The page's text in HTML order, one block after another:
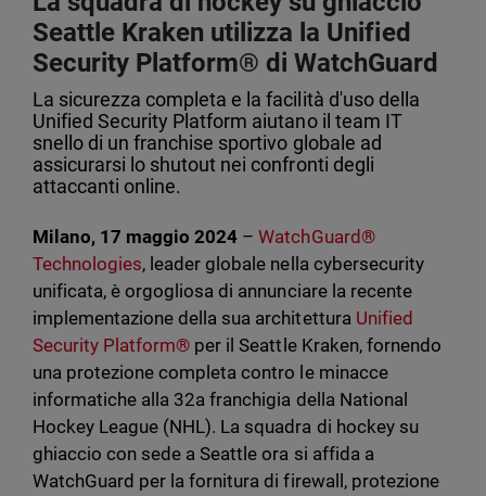
Seattle Kraken utilizza la Unified
Security Platform® di WatchGuard
La sicurezza completa e la facilità d'uso della
Unified Security Platform aiutano il team IT
snello di un franchise sportivo globale ad
assicurarsi lo shutout nei confronti degli
attaccanti online.
Milano, 17 maggio 2024 –WatchGuard®
Technologies, leader globale nella cybersecurity
unificata, è orgogliosa di annunciare la recente
implementazione della sua architettura Unified
Security Platform® per il Seattle Kraken, fornendo
una protezione completa contro le minacce
informatiche alla 32a franchigia della National
Hockey League (NHL). La squadra di hockey su
ghiaccio con sede a Seattle ora si affida a
WatchGuard per la fornitura di firewall, protezione